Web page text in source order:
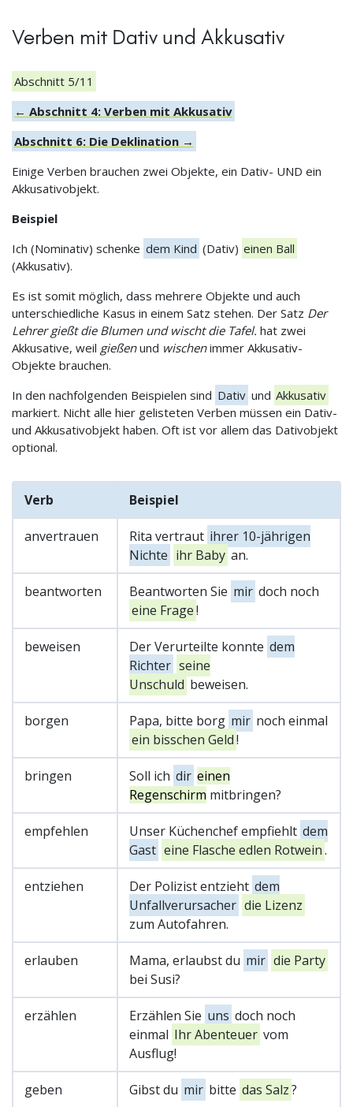
Verben mit Dativ und Akkusativ
Abschnitt 5/11
← Abschnitt 4: Verben mit Akkusativ
Abschnitt 6: Die Deklination →
Einige Verben brauchen zwei Objekte, ein Dativ- UND ein
Akkusativobjekt.
Beispiel
Ich (Nominativ) schenke dem Kind (Dativ) einen Ball
(Akkusativ).
Es ist somit möglich, dass mehrere Objekte und auch
unterschiedliche Kasus in einem Satz stehen. Der Satz Der
Lehrer gießt die Blumen und wischt die Tafel. hat zwei
Akkusative, weil gießenund wischenimmer Akkusativ-
Objekte brauchen.
In den nachfolgenden Beispielen sind Dativ und Akkusativ
markiert. Nicht alle hier gelisteten Verben müssen ein Dativ-
und Akkusativobjekt haben. Oft ist vor allem das Dativobjekt
optional.
Verb Beispiel
anvertrauen Rita vertraut ihrer 10-jährigen
Nichte ihr Baby an.
beantworten Beantworten Sie mir doch noch
eine Frage!
beweisen Der Verurteilte konnte dem
Richter seine
Unschuld beweisen.
borgen Papa, bitte borg mir noch einmal
ein bisschen Geld!
bringen Soll ich dir einen
Regenschirm mitbringen?
empfehlen Unser Küchenchef empfiehlt dem
Gast eine Flasche edlen Rotwein.
entziehen Der Polizist entzieht dem
Unfallverursacher die Lizenz
zum Autofahren.
erlauben Mama, erlaubst du mir die Party
bei Susi?
erzählen Erzählen Sie uns doch noch
einmal Ihr Abenteuer vom
Ausflug!
geben Gibst du mir bitte das Salz?